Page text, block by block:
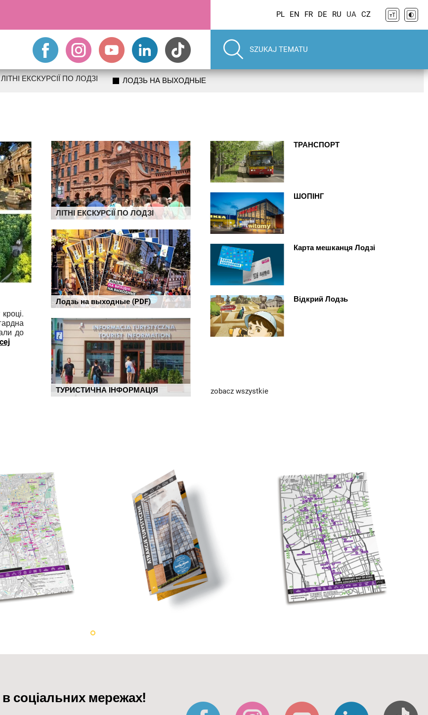
PL EN FR DE RU UA CZ
ЛІТНІ ЕКСКУРСІЇ ПО ЛОДЗІ ЛОДЗЬ НА ВЫХОДНЫЕ
до
ЛІТНІ ЕКСКУРСІЇ ПО ЛОДЗІ
Лодзь на выходные (PDF)
ТУРИСТИЧНА ІНФОРМАЦІЯ
ТРАНСПОРТ
ШОПІНГ
Карта мешканця Лодзі
Відкрий Лодзь
zobacz wszystkie
соціальних мережах!